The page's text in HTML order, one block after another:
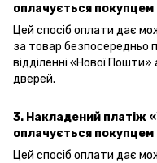
оплачується
Цей спосіб оплати дає
за товар безпосередньо
відділенні «Нової
дверей.
3. Накладений платіж
оплачується
Цей спосіб оплати дає